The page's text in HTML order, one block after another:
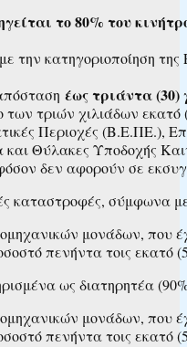
το 80% του
την κατηγοριοποίηση
έως τριάντα
τριών χιλιάδων εκατό
Περιοχές
Θύλακες Υποδοχής
δεν αφορούν σε
καταστροφές, σύμφωνα
μονάδων, που
πενήντα τοις εκατό
ως διατηρητέα
μονάδων, που
πενήντα τοις εκατό